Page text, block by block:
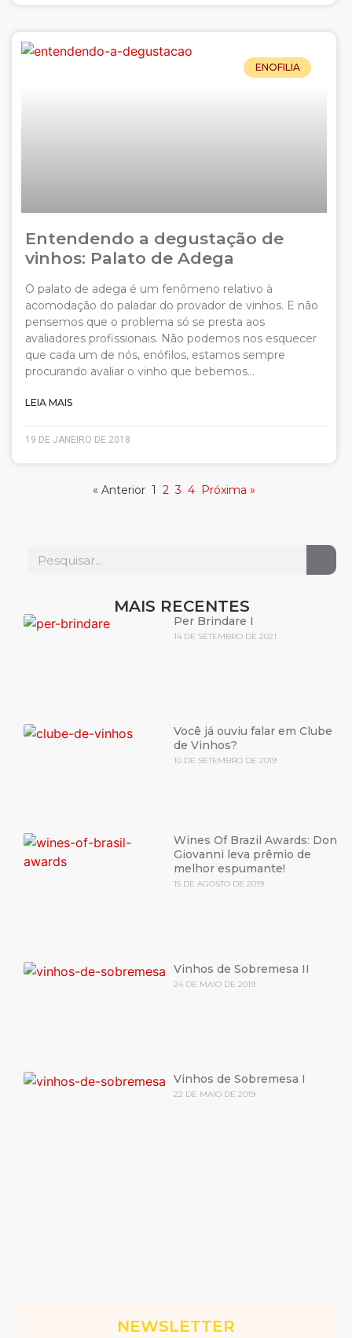
ENOFILIA
Entendendo a degustação de
vinhos: Palato de Adega
O palato de adega é um fenômeno relativo à
acomodação do paladar do provador de vinhos. E não
pensemos que o problema só se presta aos
avaliadores profissionais. Não podemos nos esquecer
que cada um de nós, enófilos, estamos sempre
procurando avaliar o vinho que bebemos…
LEIA MAIS
19 DE JANEIRO DE 2018
« Anterior 1 2 3 4 Próxima »
MAIS RECENTES
Per Brindare I
14 DE SETEMBRO DE 2021
Você já ouviu falar em Clube
de Vinhos?
10 DE SETEMBRO DE 2019
Wines Of Brazil Awards: Don
Giovanni leva prêmio de
melhor espumante!
15 DE AGOSTO DE 2019
Vinhos de Sobremesa II
24 DE MAIO DE 2019
Vinhos de Sobremesa I
22 DE MAIO DE 2019
NEWSLETTER